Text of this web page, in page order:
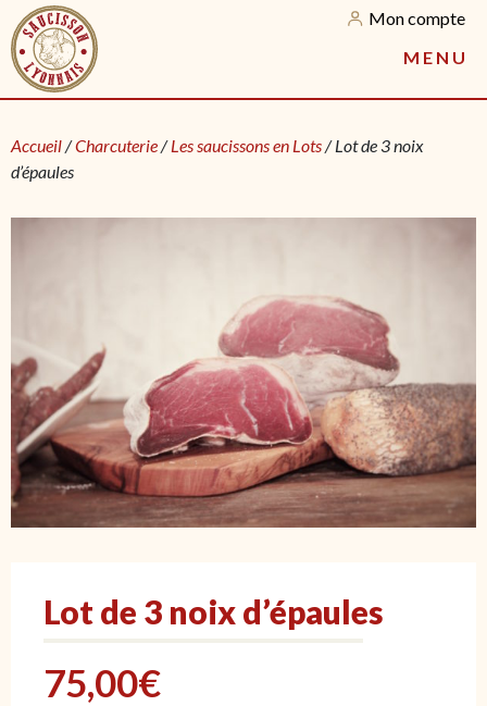
Mon compte
M E N U
Accueil/Charcuterie/Les saucissons en Lots/ Lot de 3 noix
d’épaules
Lot de 3 noix d’épaules
75,00€